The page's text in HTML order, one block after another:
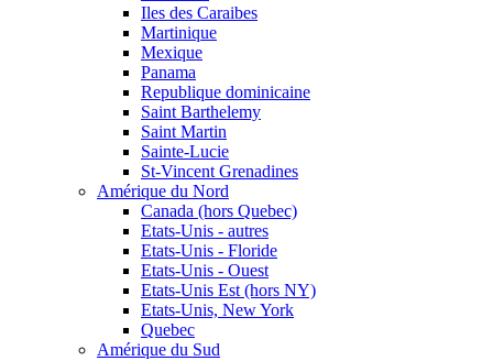
Iles des Caraibes
Martinique
Mexique
Panama
Republique dominicaine
Saint Barthelemy
Saint Martin
Sainte-Lucie
St-Vincent Grenadines
Amérique du Nord
Canada (hors Quebec)
Etats-Unis - autres
Etats-Unis - Floride
Etats-Unis - Ouest
Etats-Unis Est (hors NY)
Etats-Unis, New York
Quebec
Amérique du Sud